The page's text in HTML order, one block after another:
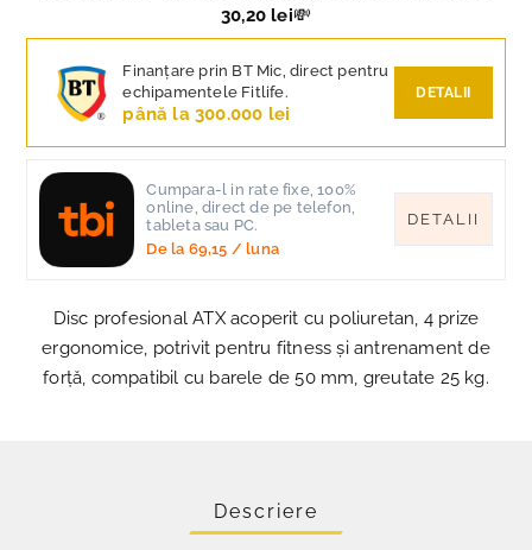
30,20 lei💸
Finanțare prin BT Mic, direct pentru
echipamentele Fitlife.
până la 300.000 lei
DETALII
Cumpara-l in rate fixe, 100%
online, direct de pe telefon,
tableta sau PC.
De la 69,15 / luna
DETALII
Disc profesional ATX acoperit cu poliuretan, 4 prize
ergonomice, potrivit pentru fitness și antrenament de
forță, compatibil cu barele de 50 mm, greutate 25 kg.
Descriere